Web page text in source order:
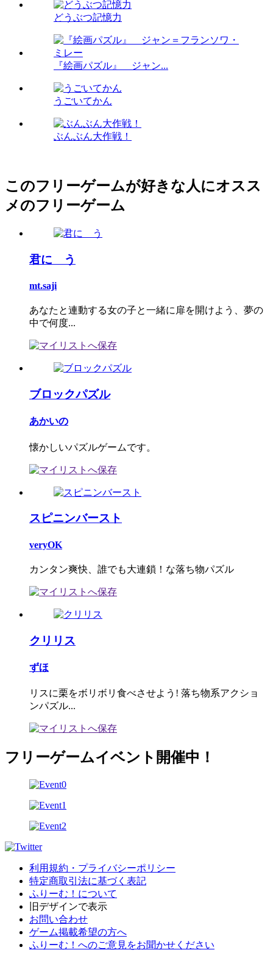
どうぶつ記憶力
『絵画パズル』 ジャン...
うごいてかん
ぶんぶん大作戦！
このフリーゲームが好きな人にオスス
メのフリーゲーム
君に う
mt.saji
あなたと連動する女の子と一緒に扉を開けよう、夢の
中で何度...
ブロックパズル
あかいの
懐かしいパズルゲームです。
スピニンバースト
veryOK
カンタン爽快、誰でも大連鎖！な落ち物パズル
クリリス
ずほ
リスに栗をボリボリ食べさせよう! 落ち物系アクショ
ンパズル...
フリーゲームイベント開催中！
利用規約・プライバシーポリシー
特定商取引法に基づく表記
ふりーむ！について
旧デザインで表示
お問い合わせ
ゲーム掲載希望の方へ
ふりーむ！へのご意見をお聞かせください